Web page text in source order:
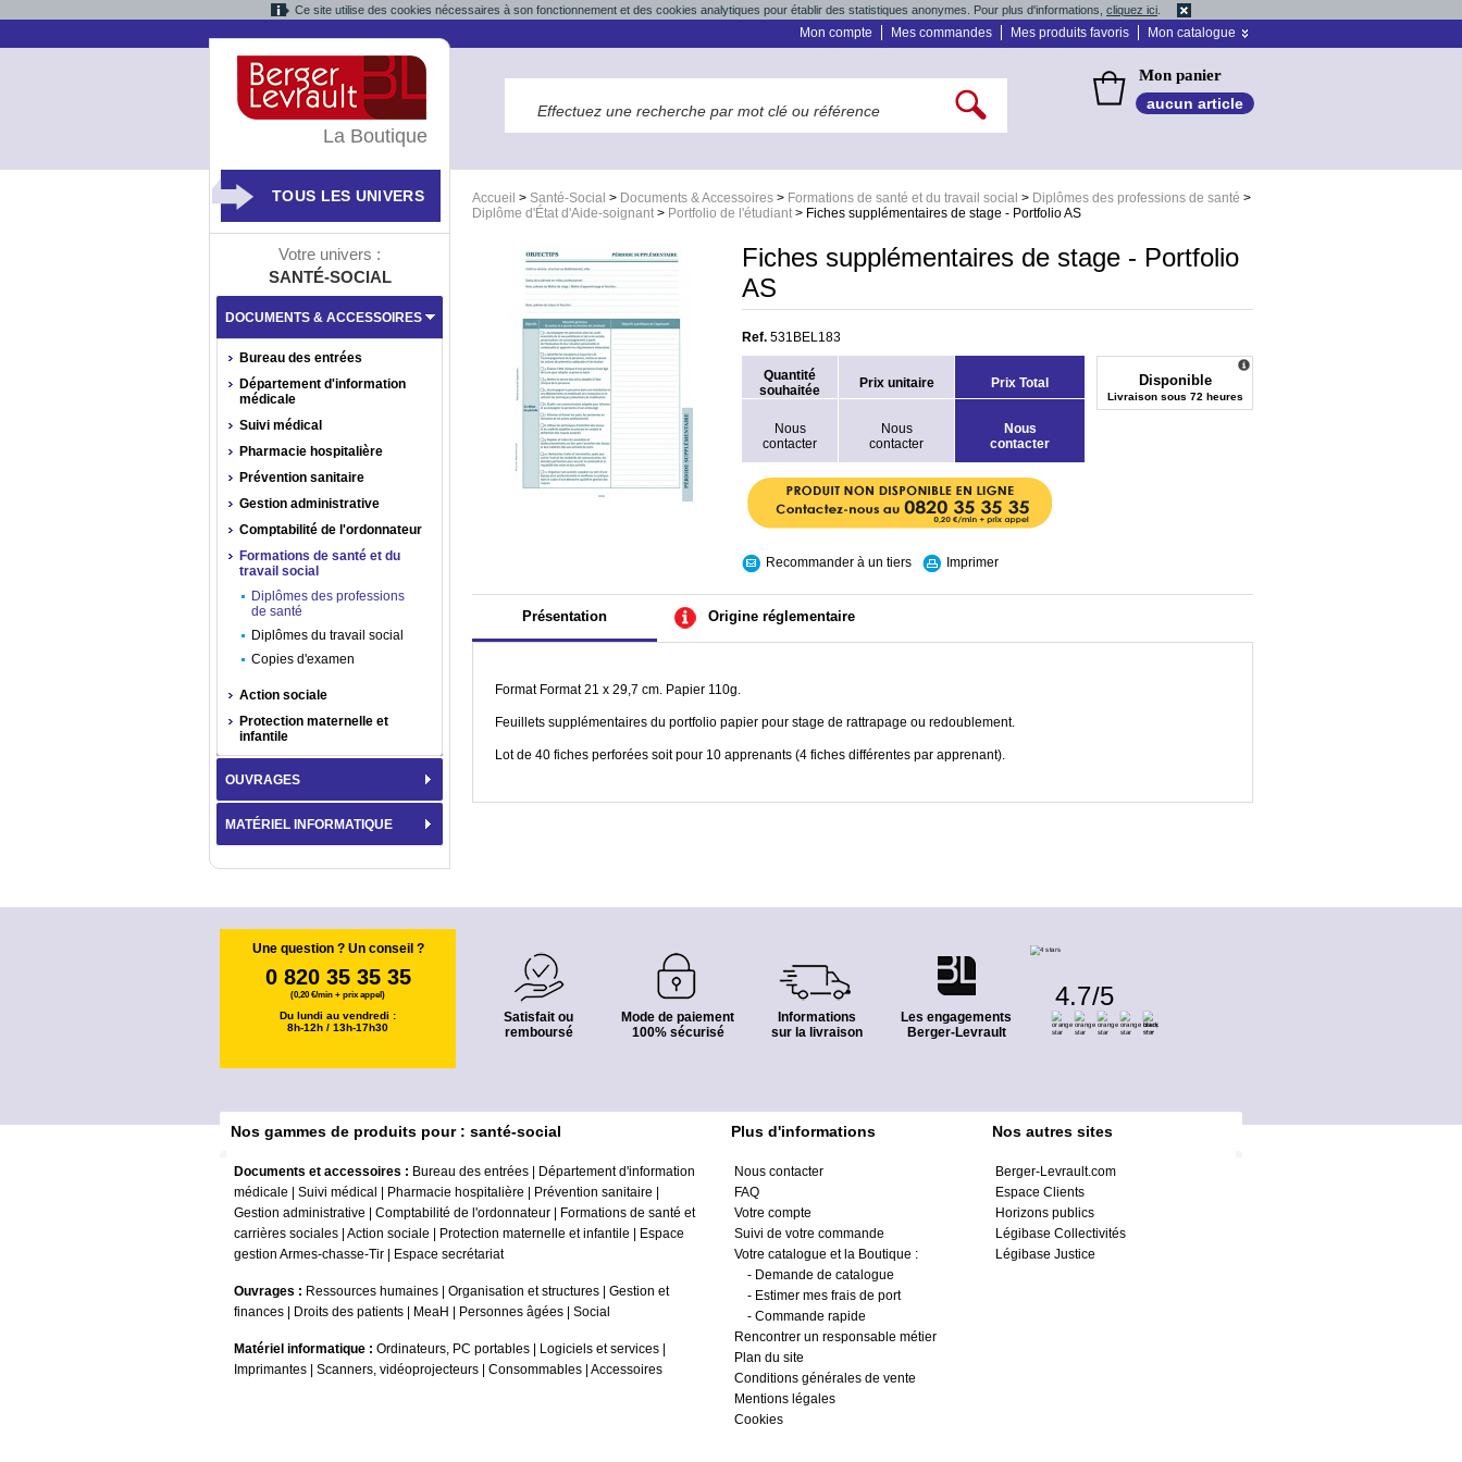
Ce site utilise des cookies nécessaires à son fonctionnement et des cookies analytiques pour établir des statistiques anonymes. Pour plus d'informations, cliquez ici
Mon compte Mes commandes Mes produits favoris Mon catalogue
Mon panier
aucun article
Accueil > Santé-Social > Documents & Accessoires > Formations de santé et du travail social > Diplômes des professions de santé >
Diplôme d'État d'Aide-soignant > Portfolio de l'étudiant > Fiches supplémentaires de stage - Portfolio AS
Fiches supplémentaires de stage - Portfolio
AS
Ref. 531BEL183
Quantité
souhaitée
Prix unitaire Prix Total
Nous
contacter
Nous
contacter
Nous
contacter
Disponible
Livraison sous 72 heures
Recommander à un tiers Imprimer
Présentation Origine réglementaire
Format Format 21 x 29,7 cm. Papier 110g.
Feuillets supplémentaires du portfolio papier pour stage de rattrapage ou redoublement.
Lot de 40 fiches perforées soit pour 10 apprenants (4 fiches différentes par apprenant).
La Boutique
TOUS LES UNIVERS
Votre univers :
SANTÉ-SOCIAL
DOCUMENTS & ACCESSOIRES
Bureau des entrées
Département d'information
médicale
Suivi médical
Pharmacie hospitalière
Prévention sanitaire
Gestion administrative
Comptabilité de l'ordonnateur
Formations de santé et du
travail social
Diplômes des professions
de santé
Diplômes du travail social
Copies d'examen
Action sociale
Protection maternelle et
infantile
OUVRAGES
MATÉRIEL INFORMATIQUE
Une question ? Un conseil ?
0 820 35 35 35
(0,20 €/min + prix appel)
Du lundi au vendredi :
8h-12h / 13h-17h30
Satisfait ou
remboursé
Mode de paiement
100% sécurisé
Informations
sur la livraison
Les engagements
Berger-Levrault
4.7/5
Nos gammes de produits pour : santé-social
Documents et accessoires : Bureau des entrées
Département d'information
médicale
Suivi médical Pharmacie hospitalière Prévention sanitaire
Gestion administrative
Comptabilité de l'ordonnateur
Formations de santé et
carrières sociales Action sociale Protection maternelle et infantile
Espace
gestion Armes-chasse-Tir
Espace secrétariat
Ouvrages : Ressources humaines Organisation et structures
Gestion et
finances
Droits des patients MeaH Personnes âgées Social
Matériel informatique : Ordinateurs, PC portables Logiciels et services
Imprimantes
Scanners, vidéoprojecteurs Consommables Accessoires
Plus d'informations
Nous contacter
FAQ
Votre compte
Suivi de votre commande
Votre catalogue et la Boutique :
- Demande de catalogue
- Estimer mes frais de port
- Commande rapide
Rencontrer un responsable métier
Plan du site
Conditions générales de vente
Mentions légales
Cookies
Nos autres sites
Berger-Levrault.com
Espace Clients
Horizons publics
Légibase Collectivités
Légibase Justice